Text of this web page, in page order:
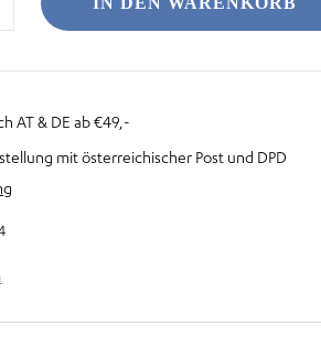
€ 2,30.
AT & DE ab €49,-
mit österreichischer Post und DPD